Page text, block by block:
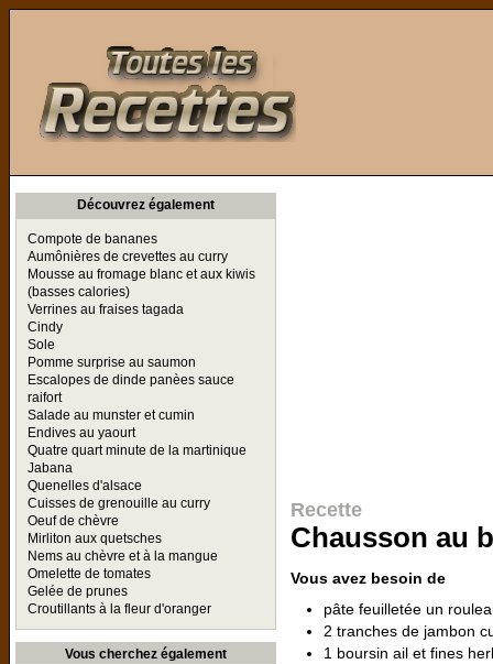
Découvrez également
Compote de bananes
Aumônières de crevettes au curry
Mousse au fromage blanc et aux kiwis
(basses calories)
Verrines au fraises tagada
Cindy
Sole
Pomme surprise au saumon
Escalopes de dinde panèes sauce
raifort
Salade au munster et cumin
Endives au yaourt
Quatre quart minute de la martinique
Jabana
Quenelles d'alsace
Cuisses de grenouille au curry
Oeuf de chèvre
Mirliton aux quetsches
Nems au chèvre et à la mangue
Omelette de tomates
Gelée de prunes
Croutillants à la fleur d'oranger
Vous cherchez également
Recette
Chausson au
Vous avez besoin de
pâte feuilletée un
2 tranches de jambon
1 boursin ail et fines